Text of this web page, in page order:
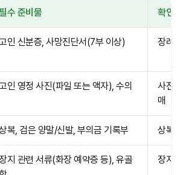
수 준비물 확인
인 신분증, 사망진단서(7부 이상) 장례
인 영정 사진(파일 또는 액자), 수의
사진
매
복, 검은 양말/신발, 부의금 기록부 상복
지 관련 서류(화장 예약증 등), 유골
장지(